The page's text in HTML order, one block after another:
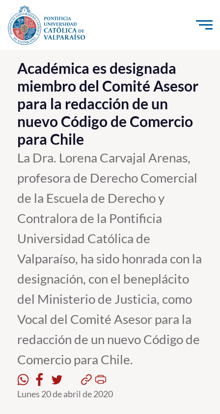
Click acá para ir directamente al contenido
La Universidad
Investigación, Creación e Innovación
PUCV Internacional
Vinculación con el Medio
Admisión
Pregrado
Postgrado
Formación Continua
Académicos
Funcionarios
Alumni
English
Académica es designada
miembro del Comité Asesor
para la redacción de un
nuevo Código de Comercio
para Chile
La Dra. Lorena Carvajal Arenas,
profesora de Derecho Comercial
de la Escuela de Derecho y
Contralora de la Pontificia
Universidad Católica de
Valparaíso, ha sido honrada con la
designación, con el beneplácito
del Ministerio de Justicia, como
Vocal del Comité Asesor para la
redacción de un nuevo Código de
Comercio para Chile.
Lunes 20 de abril de 2020